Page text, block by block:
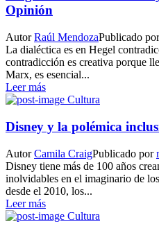
Opinión
AutorRaúl MendozaPublicado
La dialéctica es en Hegel
contradicción es creativa porque
Marx, es esencial...
Leer más
Cultura
Disney y la polémica
AutorCamila CraigPublicado por
Disney tiene más de 100 años
inolvidables en el imaginario de
desde el 2010, los...
Leer más
Cultura